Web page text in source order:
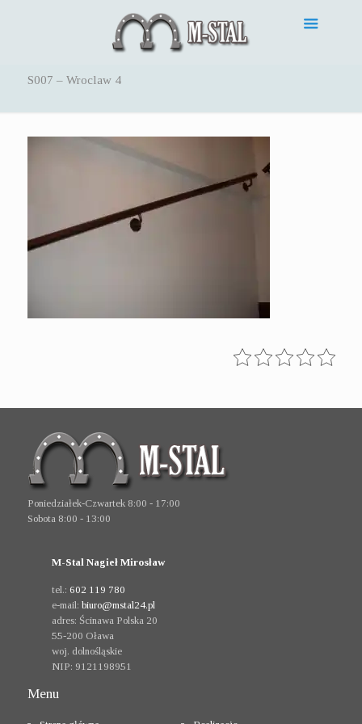
S007 – Wroclaw 4
Poniedziałek-Czwartek 8:00 - 17:00
Sobota 8:00 - 13:00
M-Stal Nagieł Mirosław
tel.: 602 119 780
e-mail: biuro@mstal24.pl
adres: Ścinawa Polska 20
55-200 Oława
woj. dolnośląskie
NIP: 9121198951
Menu